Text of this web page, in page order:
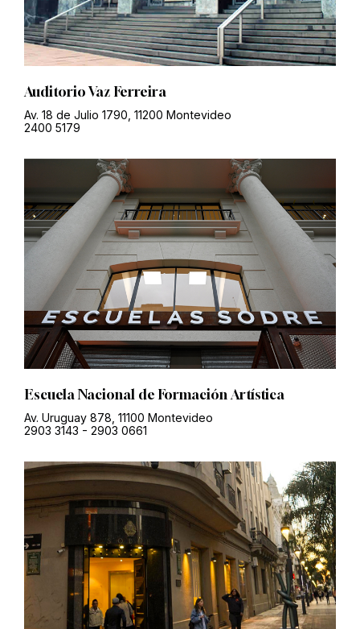
Auditorio Vaz Ferreira
Av. 18 de Julio 1790, 11200 Montevideo
2400 5179
Escuela Nacional de Formación Artística
Av. Uruguay 878, 11100 Montevideo
2903 3143 - 2903 0661